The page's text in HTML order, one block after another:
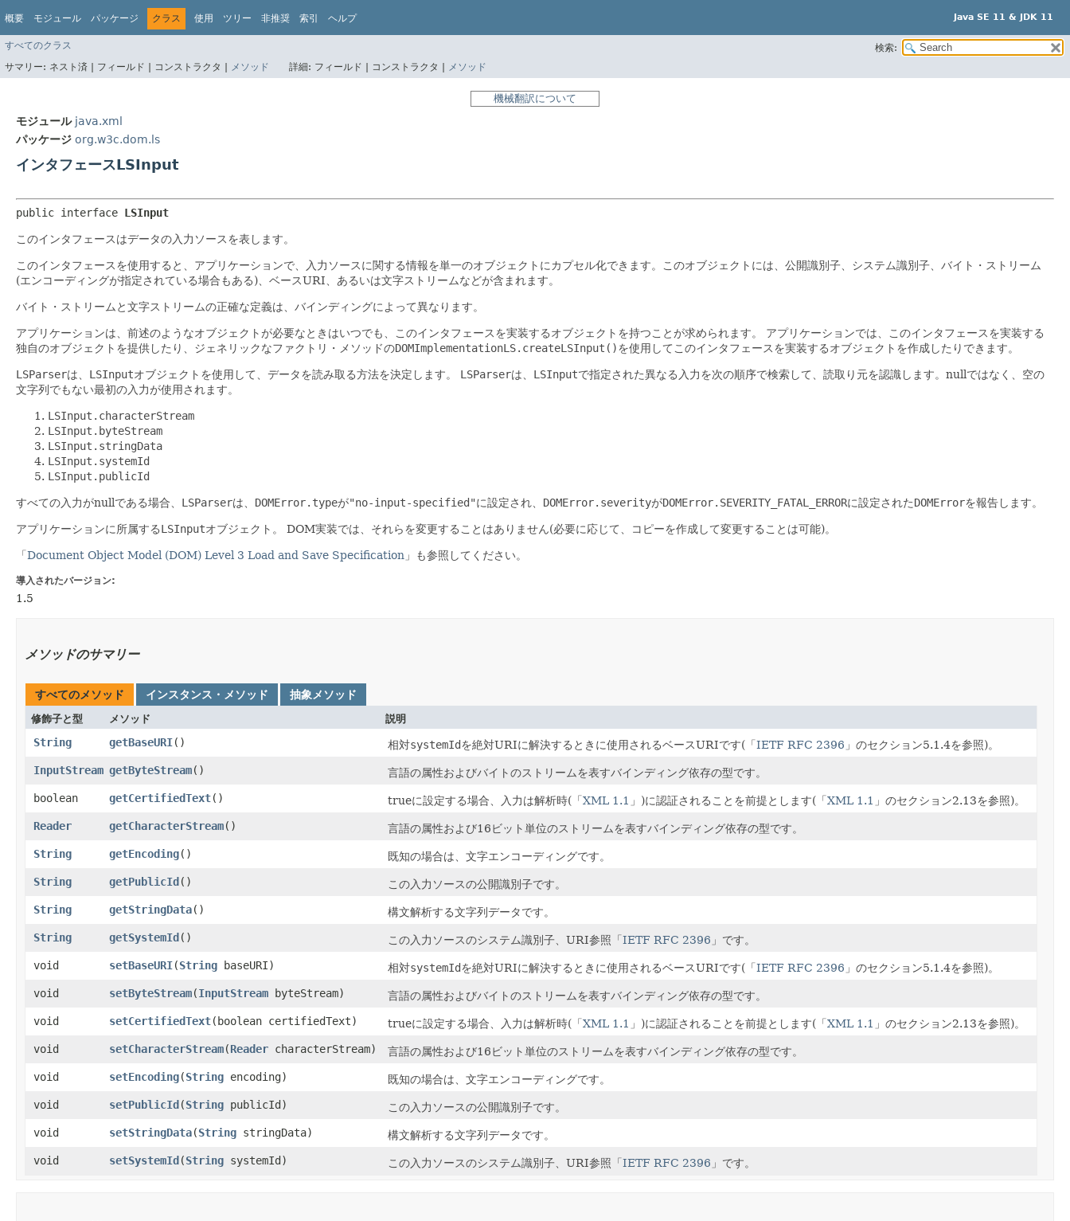
概要 モジュール パッケージ クラス 使用 ツリー 非推奨 索引 ヘルプ Java SE 11 & JDK 11
すべてのクラス
検索:
サマリー: ネスト済 | フィールド | コンストラクタ | メソッド 詳細: フィールド | コンストラクタ | メソッド
機械翻訳について
モジュール java.xml
パッケージ org.w3c.dom.ls
インタフェースLSInput
public interface LSInput
このインタフェースはデータの入力ソースを表します。
このインタフェースを使用すると、アプリケーションで、入力ソースに関する情報を単一のオブジェクトにカプセル化できます。このオブジェクトには、公開識別子、システム識別子、バイト・ストリーム
(エンコーディングが指定されている場合もある)、ベースURI、あるいは文字ストリームなどが含まれます。
バイト・ストリームと文字ストリームの正確な定義は、バインディングによって異なります。
アプリケーションは、前述のようなオブジェクトが必要なときはいつでも、このインタフェースを実装するオブジェクトを持つことが求められます。
アプリケーションでは、このインタフェースを実装する
独自のオブジェクトを提供したり、ジェネリックなファクトリ・メソッドのDOMImplementationLS.createLSInput()を使用してこのインタフェースを実装するオブジェクトを作成したりできます。
LSParserは、 LSInputオブジェクトを使用して、データを読み取る方法を決定します。 LSParserは、 LSInputで指定された異なる入力を次の順序で検索して、読取り元を認識します。nullではなく、空の
文字列でもない最初の入力が使用されます。
LSInput.characterStream
LSInput.byteStream
LSInput.stringData
LSInput.systemId
LSInput.publicId
すべての入力がnullである場合、 LSParserは、 DOMError.typeが"no-input-specified"に設定され、 DOMError.severityがDOMError.SEVERITY_FATAL_ERRORに設定されたDOMErrorを報告します。
アプリケーションに所属するLSInputオブジェクト。 DOM実装では、それらを変更することはありません(必要に応じて、コピーを作成して変更することは可能)。
「Document Object Model (DOM) Level 3 Load and Save Specification 」も参照してください。
導入されたバージョン:
1.5
メソッドのサマリー
すべてのメソッド インスタンス・メソッド 抽象メソッド
修飾子と型 メソッド 説明
String getBaseURI() 相対systemIdを絶対URIに解決するときに使用されるベースURIです(「IETF RFC 2396 」のセクション5.1.4を参照)。
InputStream getByteStream()
言語の属性およびバイトのストリームを表すバインディング依存の型です。
boolean
getCertifiedText() trueに設定する場合、入力は解析時(「XML 1.1 」)に認証されることを前提とします(「XML 1.1 」のセクション2.13を参照)。
Reader
getCharacterStream()
言語の属性および16ビット単位のストリームを表すバインディング依存の型です。
String
getEncoding()
既知の場合は、文字エンコーディングです。
String
getPublicId()
この入力ソースの公開識別子です。
String
getStringData()
構文解析する文字列データです。
String
getSystemId() この入力ソースのシステム識別子、URI参照「IETF RFC 2396 」です。
void
setBaseURI​(String baseURI) 相対systemIdを絶対URIに解決するときに使用されるベースURIです(「IETF RFC 2396 」のセクション5.1.4を参照)。
void
setByteStream​(InputStream byteStream)
言語の属性およびバイトのストリームを表すバインディング依存の型です。
void
setCertifiedText​(boolean certifiedText) trueに設定する場合、入力は解析時(「XML 1.1 」)に認証されることを前提とします(「XML 1.1 」のセクション2.13を参照)。
void
setCharacterStream​(Reader characterStream)
言語の属性および16ビット単位のストリームを表すバインディング依存の型です。
void
setEncoding​(String encoding)
既知の場合は、文字エンコーディングです。
void
setPublicId​(String publicId)
この入力ソースの公開識別子です。
void
setStringData​(String stringData)
構文解析する文字列データです。
void
setSystemId​(String systemId) この入力ソースのシステム識別子、URI参照「IETF RFC 2396 」です。